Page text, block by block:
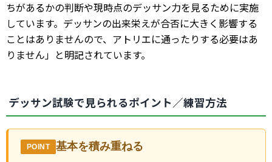
ちがあるかの判断や現時点のデッサン力を見るために実施
しています。デッサンの出来栄えが合否に大きく影響する
ことはありませんので、アトリエに通ったりする必要はあ
りません」と明記されています。
デッサン試験で見られるポイント／練習方法
POINT 基本を積み重ねる